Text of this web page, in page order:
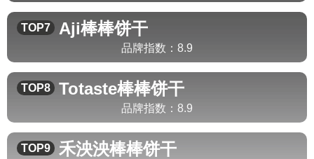
TOP7 Aji棒棒饼干
品牌指数： 8.9
TOP8 Totaste棒棒饼干
品牌指数： 8.9
TOP9 禾泱泱棒棒饼干